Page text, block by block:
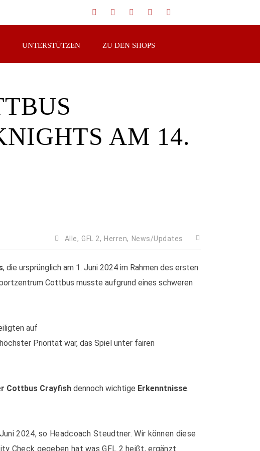
UNTERSTÜTZEN ZU DEN SHOPS
AM 14.
Alle, GFL 2, Herren, News/Updates
, die ursprünglich am 1. Juni 2024 im Rahmen des ersten
Cottbus musste aufgrund eines schweren
auf
Priorität war, das Spiel unter fairen
Cottbus Crayfish dennoch wichtige Erkenntnisse.
2024, so Headcoach Steudtner. Wir können diese
Check gegeben hat was GFL 2 heißt, ergänzt
Aktuelle News Mitgliedschaft